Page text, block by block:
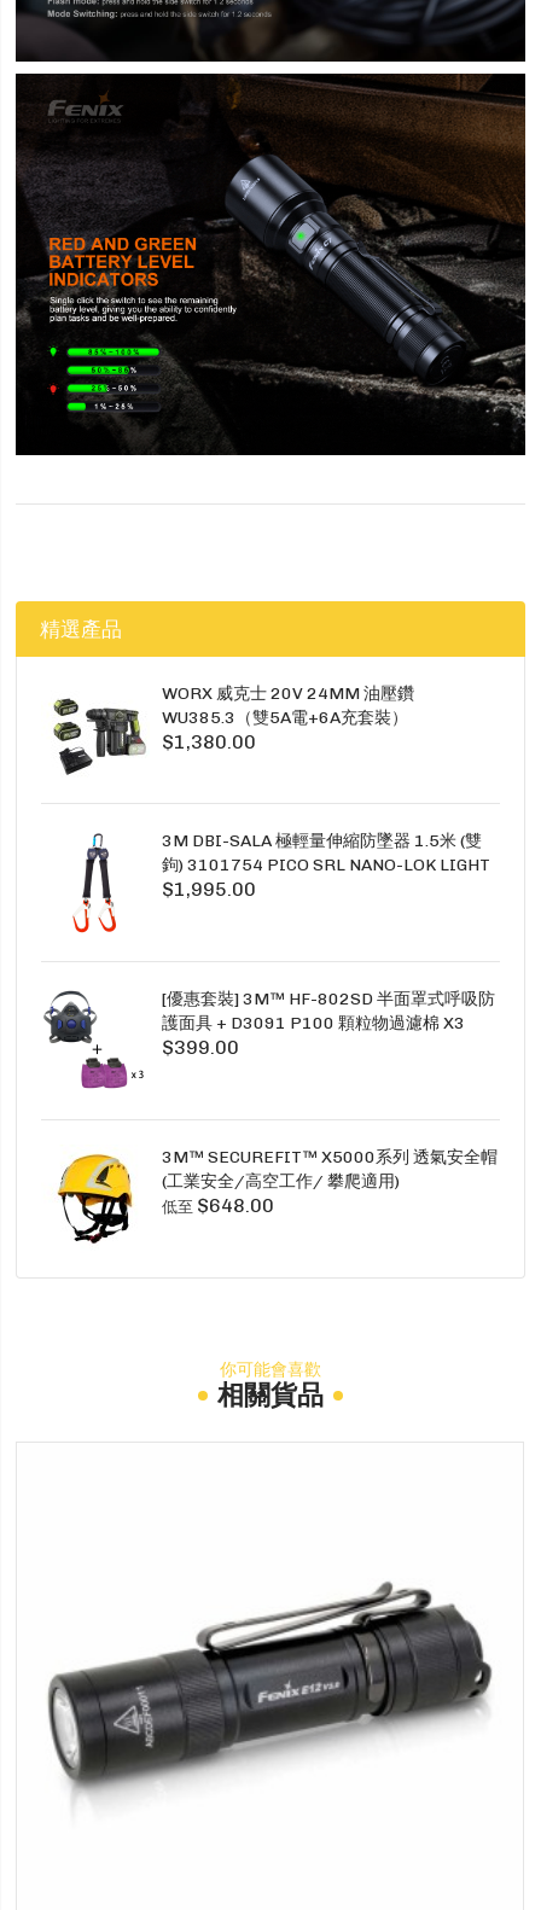
精選產品
WORX 威克士 20V 24MM 油壓鑽
WU385.3（雙5A電+6A充套裝）
$1,380.00
3M DBI-SALA 極輕量伸縮防墜器 1.5米 (雙
鉤) 3101754 PICO SRL NANO-LOK LIGHT
1.5M TWINS
$1,995.00
[優惠套裝] 3M™ HF-802SD 半面罩式呼吸防
護面具 + D3091 P100 顆粒物過濾棉 X3
SECURE CLICK HF-802SD HF-800SD 系列
$399.00
3M™ SECUREFIT™ X5000系列 透氣安全帽
(工業安全/高空工作/ 攀爬適用)
低至 $648.00
你可能會喜歡
相關貨品